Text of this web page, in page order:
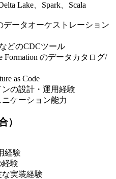
Lake、Spark、Scala
データオーケストレーション
どのCDCツール
Formation のデータカタログ/
as Code
の設計・運用経験
ケーション能力
）
経験
験
実装経験